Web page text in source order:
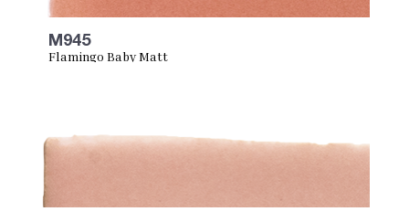
M945
Flamingo Baby Matt